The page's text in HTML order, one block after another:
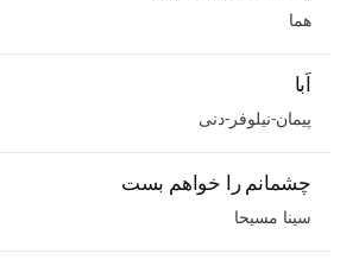
هما
اَبا
پیمان-نیلوفر-دنی
چشمانم را خواهم بست
سینا مسیحا